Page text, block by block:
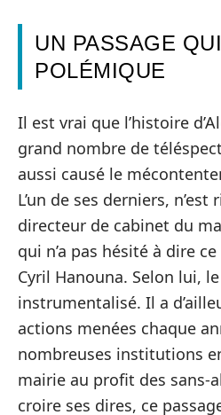
UN PASSAGE
POLÉMIQUE
Il est vrai que l’histoire
grand nombre de
aussi causé le
L’un de ses derniers, n’est
directeur de cabinet du
qui n’a pas hésité à dire
Cyril Hanouna. Selon lui,
instrumentalisé. Il a
actions menées chaque
nombreuses institutions
mairie au profit des sans-
croire ses dires, ce